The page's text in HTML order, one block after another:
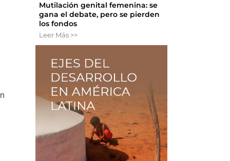
Mutilación genital femenina: se
gana el debate, pero se pierden
los fondos
Leer Más >>